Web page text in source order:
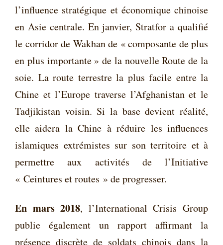
l’influence stratégique et économique chinoise
en Asie centrale. En janvier, Stratfor a qualifié
le corridor de Wakhan de « composante de plus
en plus importante » de la nouvelle Route de la
soie. La route terrestre la plus facile entre la
Chine et l’Europe traverse l’Afghanistan et le
Tadjikistan voisin. Si la base devient réalité,
elle aidera la Chine à réduire les influences
islamiques extrémistes sur son territoire et à
permettre aux activités de l’Initiative
« Ceintures et routes » de progresser.
En mars 2018, l’International Crisis Group
publie également un rapport affirmant la
présence discrète de soldats chinois dans la